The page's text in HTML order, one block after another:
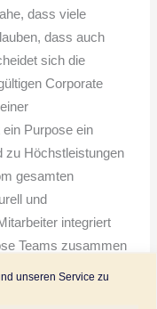
unseren Service zu
dass viele
dass auch
sich die
Corporate
Purpose ein
zu Höchstleistungen
gesamten
und
integriert
Teams zusammen
vorantreiben.
Fachabteilung